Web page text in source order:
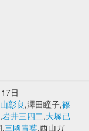
日
彰良,澤田瞳子,篠
岩井三四二,大塚已
,三國青葉,西山ガ